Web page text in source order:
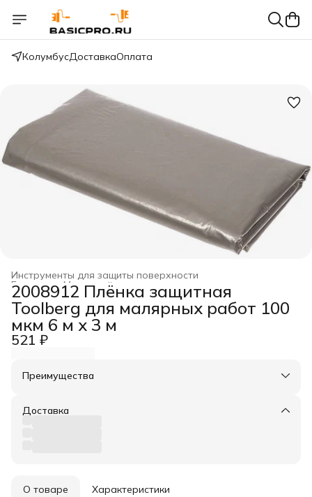
КолумбусДоставкаОплата
Инструменты для защиты поверхности
Малярный инструмент
Главная ›
2008912 Плёнка защитная
Toolberg для малярных работ 100
мкм 6 м х 3 м
521 ₽
Преимущества
Оплата частями в Сплит
Удобный возврат
Доставка
О товаре Характеристики